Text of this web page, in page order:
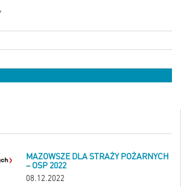
MAZOWSZE DLA STRAŻY POŻARNYCH
– OSP 2022
08.12.2022